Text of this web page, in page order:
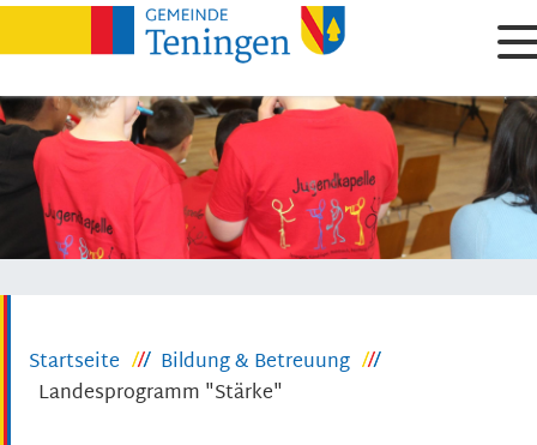
Startseite
Bildung & Betreuung
Landesprogramm "Stärke"